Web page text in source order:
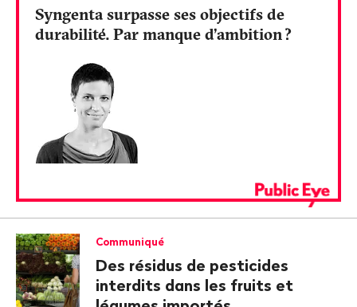
Syngenta surpasse ses objectifs de
durabilité. Par manque d’ambition?
Communiqué
Des résidus de pesticides
interdits dans les fruits et